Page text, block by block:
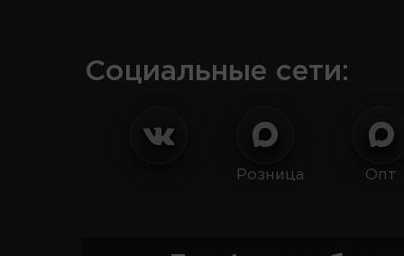
Социальные сети:
Розница Опт